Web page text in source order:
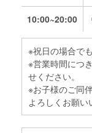
10:00~20:00
※祝日の場合で
※営業時間につ
せください。
※お子様のご同
よろしくお願い